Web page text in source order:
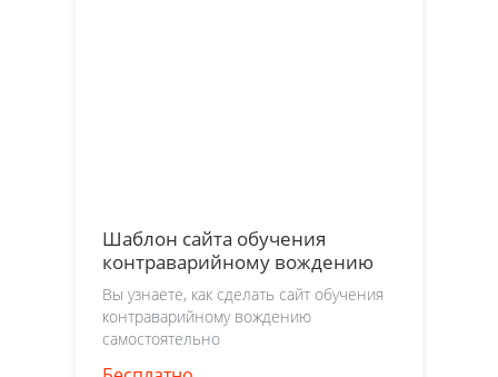
Шаблон сайта обучения
контраварийному вождению
Вы узнаете, как сделать сайт обучения
контраварийному вождению
самостоятельно